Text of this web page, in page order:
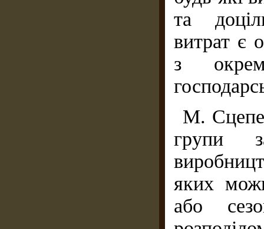
та
витрат є
з
М.
групи
яких
або